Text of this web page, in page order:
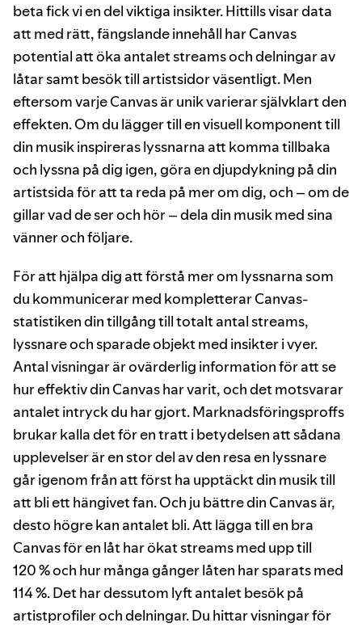
beta fick vi en del viktiga insikter. Hittills visar data
att med rätt, fängslande innehåll har Canvas
potential att öka antalet streams och delningar av
låtar samt besök till artistsidor väsentligt. Men
eftersom varje Canvas är unik varierar självklart den
effekten. Om du lägger till en visuell komponent till
din musik inspireras lyssnarna att komma tillbaka
och lyssna på dig igen, göra en djupdykning på din
artistsida för att ta reda på mer om dig, och – om de
gillar vad de ser och hör – dela din musik med sina
vänner och följare.
För att hjälpa dig att förstå mer om lyssnarna som
du kommunicerar med kompletterar Canvas-
statistiken din tillgång till totalt antal streams,
lyssnare och sparade objekt med insikter i vyer.
Antal visningar är ovärderlig information för att se
hur effektiv din Canvas har varit, och det motsvarar
antalet intryck du har gjort. Marknadsföringsproffs
brukar kalla det för en tratt i betydelsen att sådana
upplevelser är en stor del av den resa en lyssnare
går igenom från att först ha upptäckt din musik till
att bli ett hängivet fan. Och ju bättre din Canvas är,
desto högre kan antalet bli. Att lägga till en bra
Canvas för en låt har ökat streams med upp till
120 % och hur många gånger låten har sparats med
114 %. Det har dessutom lyft antalet besök på
artistprofiler och delningar. Du hittar visningar för